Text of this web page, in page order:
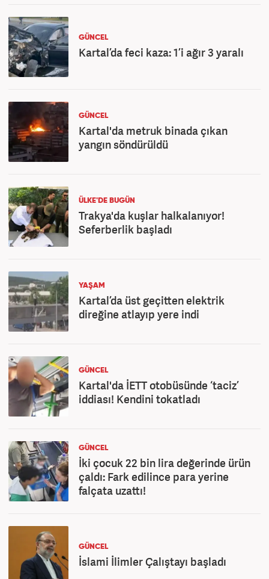
GÜNCEL
Kartal’da feci kaza: 1’i ağır 3 yaralı
GÜNCEL
Kartal'da metruk binada çıkan
yangın söndürüldü
ÜLKE'DE BUGÜN
Trakya'da kuşlar halkalanıyor!
Seferberlik başladı
YAŞAM
Kartal’da üst geçitten elektrik
direğine atlayıp yere indi
GÜNCEL
Kartal'da İETT otobüsünde ‘taciz’
iddiası! Kendini tokatladı
GÜNCEL
İki çocuk 22 bin lira değerinde ürün
çaldı: Fark edilince para yerine
falçata uzattı!
GÜNCEL
İslami İlimler Çalıştayı başladı